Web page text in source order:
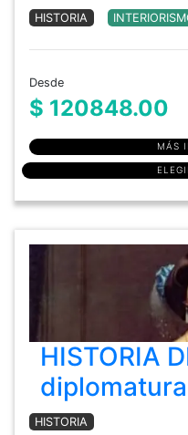
HISTORIA
Desde
$ 120848.00
MÁS
HISTORIA
diplomatura
HISTORIA